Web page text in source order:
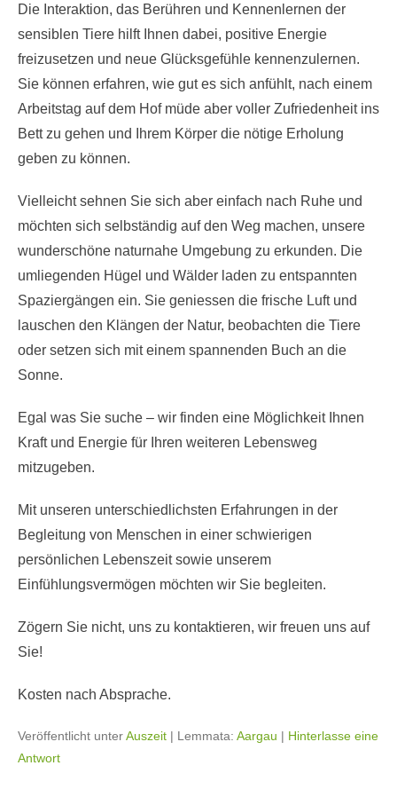
Die Interaktion, das Berühren und Kennenlernen der
sensiblen Tiere hilft Ihnen dabei, positive Energie
freizusetzen und neue Glücksgefühle kennenzulernen.
Sie können erfahren, wie gut es sich anfühlt, nach einem
Arbeitstag auf dem Hof müde aber voller Zufriedenheit ins
Bett zu gehen und Ihrem Körper die nötige Erholung
geben zu können.
Vielleicht sehnen Sie sich aber einfach nach Ruhe und
möchten sich selbständig auf den Weg machen, unsere
wunderschöne naturnahe Umgebung zu erkunden. Die
umliegenden Hügel und Wälder laden zu entspannten
Spaziergängen ein. Sie geniessen die frische Luft und
lauschen den Klängen der Natur, beobachten die Tiere
oder setzen sich mit einem spannenden Buch an die
Sonne.
Egal was Sie suche – wir finden eine Möglichkeit Ihnen
Kraft und Energie für Ihren weiteren Lebensweg
mitzugeben.
Mit unseren unterschiedlichsten Erfahrungen in der
Begleitung von Menschen in einer schwierigen
persönlichen Lebenszeit sowie unserem
Einfühlungsvermögen möchten wir Sie begleiten.
Zögern Sie nicht, uns zu kontaktieren, wir freuen uns auf
Sie!
Kosten nach Absprache.
Veröffentlicht unterAuszeit | Lemmata: Aargau | Hinterlasse eine
Antwort